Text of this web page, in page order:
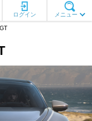
メニュー
ログイン